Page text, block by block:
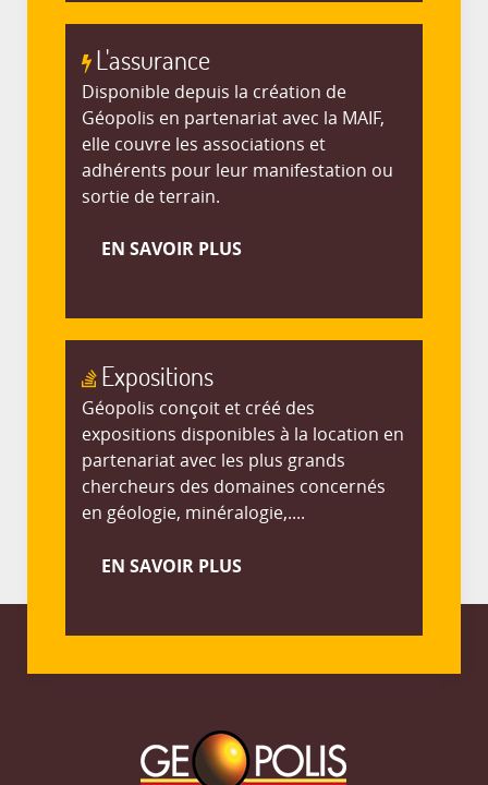
L'assurance
Disponible depuis la création de
Géopolis en partenariat avec la MAIF,
elle couvre les associations et
adhérents pour leur manifestation ou
sortie de terrain.
EN SAVOIR PLUS
Expositions
Géopolis conçoit et créé des
expositions disponibles à la location en
partenariat avec les plus grands
chercheurs des domaines concernés
en géologie, minéralogie,....
EN SAVOIR PLUS